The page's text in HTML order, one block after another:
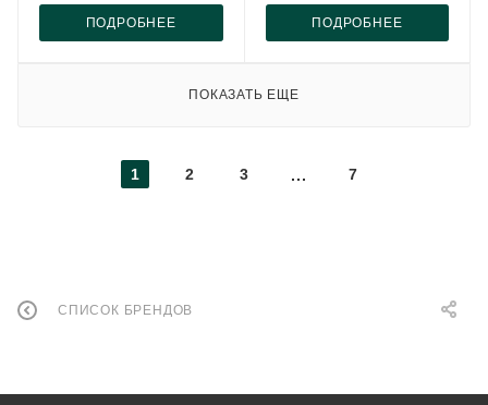
ПОДРОБНЕЕ ПОДРОБНЕЕ
ПОКАЗАТЬ ЕЩЕ
1 2 3 7
СПИСОК БРЕНДОВ